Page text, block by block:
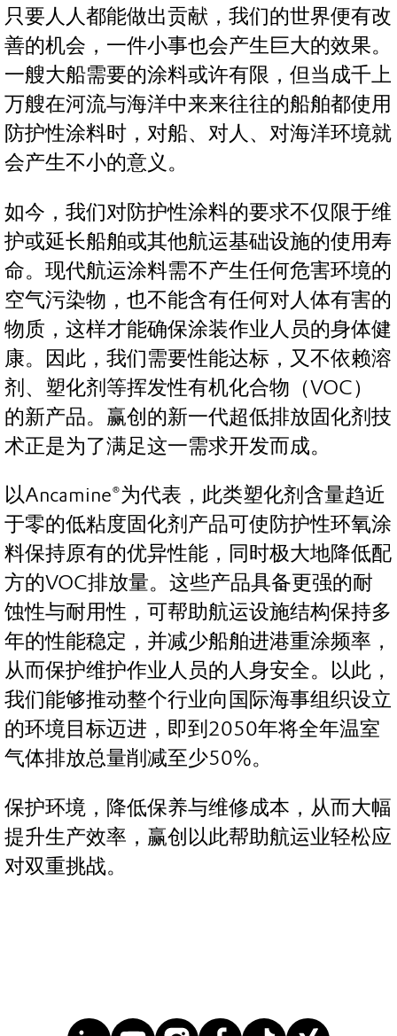
只要人人都能做出贡献，我们的世界便有改
善的机会，一件小事也会产生巨大的效果。
一艘大船需要的涂料或许有限，但当成千上
万艘在河流与海洋中来来往往的船舶都使用
防护性涂料时，对船、对人、对海洋环境就
会产生不小的意义。
如今，我们对防护性涂料的要求不仅限于维
护或延长船舶或其他航运基础设施的使用寿
命。现代航运涂料需不产生任何危害环境的
空气污染物，也不能含有任何对人体有害的
物质，这样才能确保涂装作业人员的身体健
康。因此，我们需要性能达标，又不依赖溶
剂、塑化剂等挥发性有机化合物（VOC）
的新产品。赢创的新一代超低排放固化剂技
术正是为了满足这一需求开发而成。
以Ancamine®为代表，此类塑化剂含量趋近
于零的低粘度固化剂产品可使防护性环氧涂
料保持原有的优异性能，同时极大地降低配
方的VOC排放量。这些产品具备更强的耐
蚀性与耐用性，可帮助航运设施结构保持多
年的性能稳定，并减少船舶进港重涂频率，
从而保护维护作业人员的人身安全。以此，
我们能够推动整个行业向国际海事组织设立
的环境目标迈进，即到2050年将全年温室
气体排放总量削减至少50%。
保护环境，降低保养与维修成本，从而大幅
提升生产效率，赢创以此帮助航运业轻松应
对双重挑战。